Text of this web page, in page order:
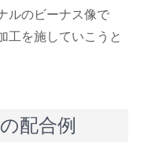
ルのビーナス像で
工を施していこうと
配合例